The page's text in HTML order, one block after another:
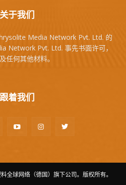
关于我们
Media Network Pvt. Ltd. 的
Network Pvt. Ltd. 事先书面许可，
任何其他材料。
跟着我们
全球网络（德国）旗下公司。版权所有。